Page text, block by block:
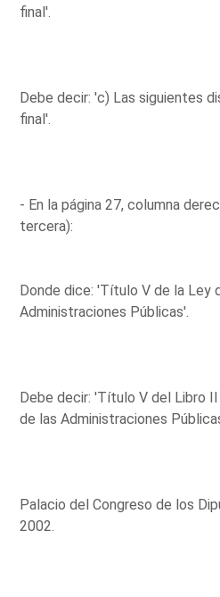
final'.
Debe decir: 'c) Las siguientes
final'.
- En la página 27, columna
tercera):
Donde dice: 'Título V de la Ley
Administraciones Públicas'.
Debe decir: 'Título V del Libro
de las Administraciones
Palacio del Congreso de los
2002.